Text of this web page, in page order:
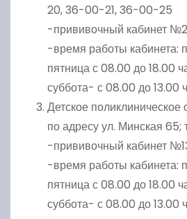
20, 36-00-21, 36-00-25
-прививочный кабинет
-время работы кабинета:
пятница с 08.00 до 18.00
суббота- с 08.00 до 13.00
Детское
по адресу ул. Минская
-прививочный кабинет
-время работы кабинета:
пятница с 08.00 до 18.00
суббота- с 08.00 до 13.00